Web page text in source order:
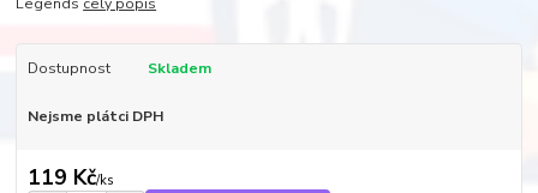
Dostupnost Skladem
Nejsme plátci DPH
119 Kč/ks